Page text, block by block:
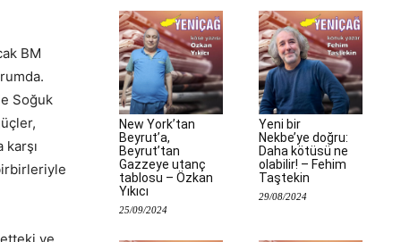
BM
Soğuk
New York’tan
Beyrut’a,
Beyrut’tan
Gazzeye utanç
tablosu – Özkan
Yıkıcı
25/09/2024
Yeni bir
Nekbe’ye doğru:
Daha kötüsü ne
olabilir! – Fehim
Taştekin
29/08/2024